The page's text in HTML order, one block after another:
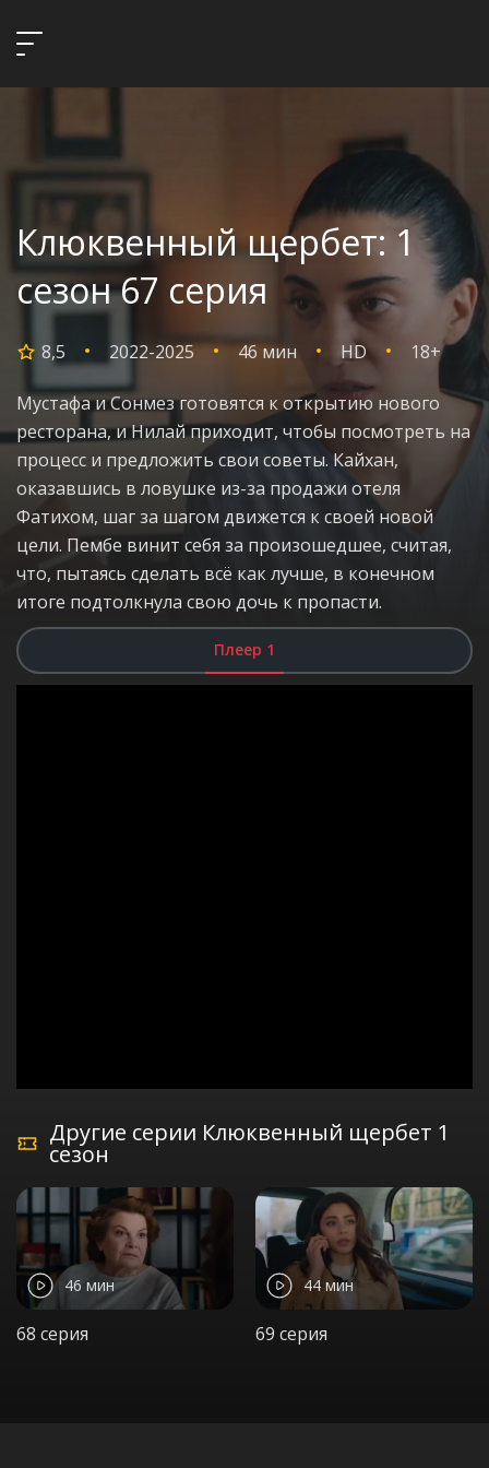
Клюквенный щербет: 1
сезон 67 серия
8,5 2022-2025 46 мин HD 18+
Мустафа и Сонмез готовятся к открытию нового
ресторана, и Нилай приходит, чтобы посмотреть на
процесс и предложить свои советы. Кайхан,
оказавшись в ловушке из-за продажи отеля
Фатихом, шаг за шагом движется к своей новой
цели. Пембе винит себя за произошедшее, считая,
что, пытаясь сделать всё как лучше, в конечном
итоге подтолкнула свою дочь к пропасти.
Плеер 1
Другие серии Клюквенный щербет 1
сезон
46 мин
68 серия
44 мин
69 серия